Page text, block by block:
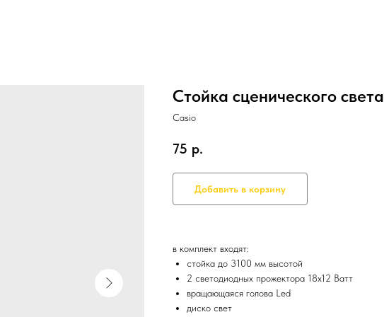
Стойка сценического света
Casio
75 р.
Добавить в корзину
в комплект входят:
стойка до 3100 мм высотой
2 светодиодных прожектора 18х12 Ватт
вращающаяся голова Led
диско свет